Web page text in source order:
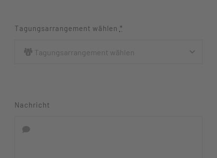
Tagungsarrangement wählen *
Nachricht